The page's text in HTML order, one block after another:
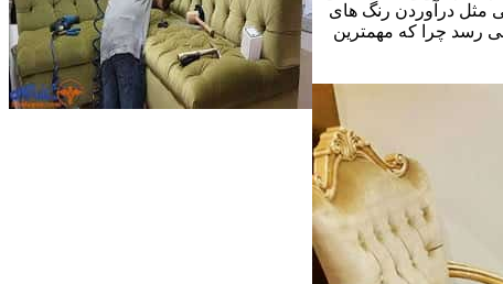
مثل درآوردن رنگ های
رسد چرا که مهمترین